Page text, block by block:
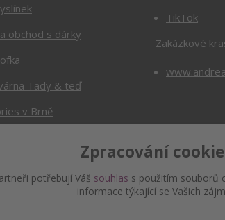
obchod s dárky
Tady & teď
v Brně
TikTok
Zakázkové
Zpracování
potřebují Váš souhlas s použitím souborů
informace týkající se Vašich